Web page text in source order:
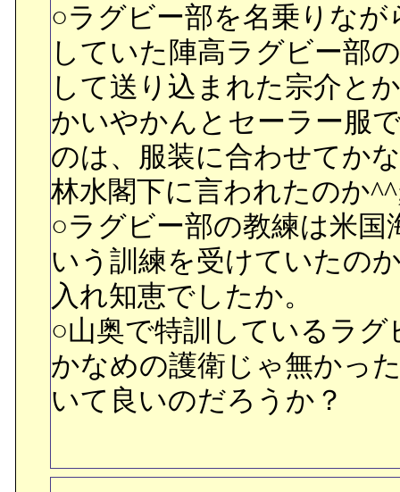
の宇宙服を着ることもせ
ンド。ローランドは、長
果、白血病となっていた
のだ。20年間も宇宙を愛
打ちだ。だがこれで、俺
ドは息絶える。
○ローランドさんが歩い
た二人。月面ゴルフは誰
出せるらしい。風の影響
クシーショットって何や
らしい部分なんでしょう
○ラグビー部を名乗りな
していた陣高ラグビー部
して送り込まれた宗介と
かいやかんとセーラー服
のは、服装に合わせてか
林水閣下に言われたのか
○ラグビー部の教練は米
いう訓練を受けていたの
入れ知恵でしたか。
○山奥で特訓しているラ
かなめの護衛じゃ無かっ
いて良いのだろうか？